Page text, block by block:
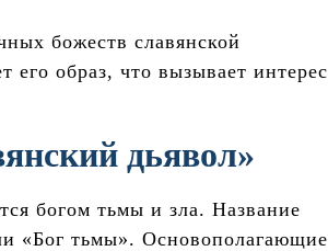
божеств славянской
образ, что вызывает интерес
дьявол»
богом тьмы и зла. Название
«Бог тьмы». Основополагающие